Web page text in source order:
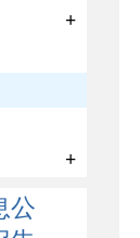
+
+
公